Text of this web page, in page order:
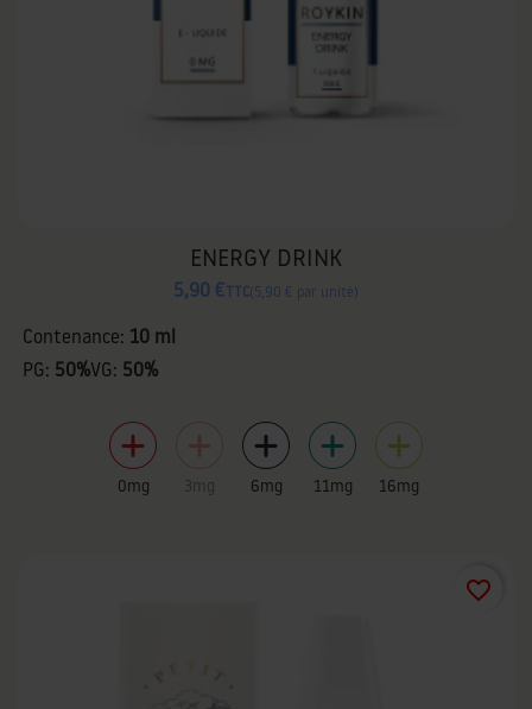
ENERGY DRINK
5,90 € TTC 5,90 € par unité
Contenance: 10 ml
PG: 50%VG: 50%
0mg 3mg 6mg 11mg 16mg
favorite_border